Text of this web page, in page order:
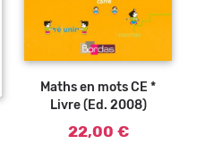
Ajouter au
Maths en mots CE *
Livre (Ed. 2008)
22,00 €